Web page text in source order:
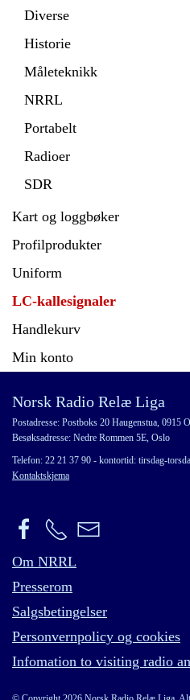
Diverse
Historie
Måleteknikk
NRRL
Portabelt
Radioer
SDR
Kart og loggbøker
Profilprodukter
Uniform
LC-kallesignaler
Handlekurv
Min konto
Norsk Radio Relæ Liga
Postadresse: Postboks 20 Haugenstua, 0915
Besøksadresse: Nedre Rommen 5E, Oslo
Telefon: 22 21 37 90 - kontortid: tirsdag-
Kontaktskjema
Om NRRL
Presserom
Salgsbetingelser
Personvernpolicy og cookies
Infomation to visiting radio